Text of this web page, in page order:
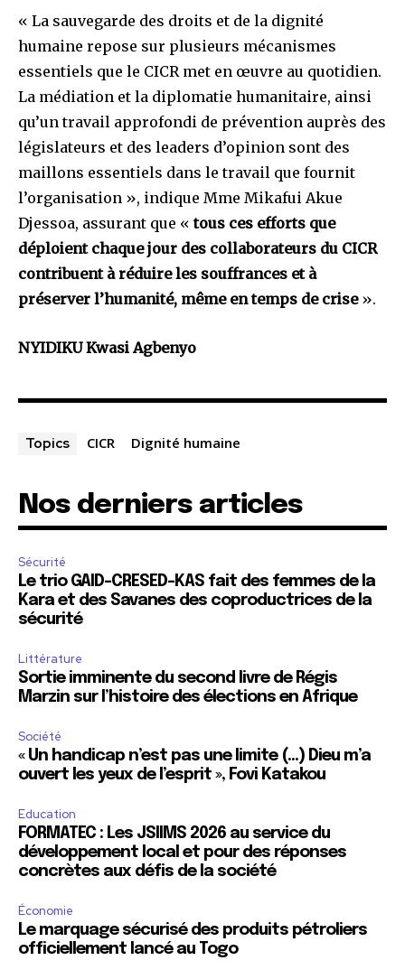
« La sauvegarde des droits et de la dignité
humaine repose sur plusieurs mécanismes
essentiels que le CICR met en œuvre au quotidien.
La médiation et la diplomatie humanitaire, ainsi
qu’un travail approfondi de prévention auprès des
législateurs et des leaders d’opinion sont des
maillons essentiels dans le travail que fournit
l’organisation », indique Mme Mikafui Akue
Djessoa, assurant que «tous ces efforts que
déploient chaque jour des collaborateurs du CICR
contribuent à réduire les souffrances et à
préserver l’humanité, même en temps de crise».
NYIDIKU Kwasi Agbenyo
Topics CICR Dignité humaine
Nos derniers articles
Sécurité
Le trio GAID-CRESED-KAS fait des femmes de la
Kara et des Savanes des coproductrices de la
sécurité
Littérature
Sortie imminente du second livre de Régis
Marzin sur l’histoire des élections en Afrique
Société
« Un handicap n’est pas une limite (…) Dieu m’a
ouvert les yeux de l’esprit », Fovi Katakou
Education
FORMATEC : Les JSIIMS 2026 au service du
développement local et pour des réponses
concrètes aux défis de la société
Économie
Le marquage sécurisé des produits pétroliers
officiellement lancé au Togo